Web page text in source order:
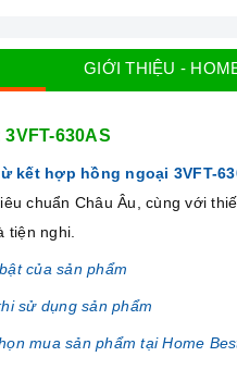
GIỚI THIỆU -
3VFT-630AS
kết hợp hồng ngoại 3VFT-
chuẩn Châu Âu, cùng với
tiện nghi.
của sản phẩm
sử dụng sản phẩm
mua sản phẩm tại Home